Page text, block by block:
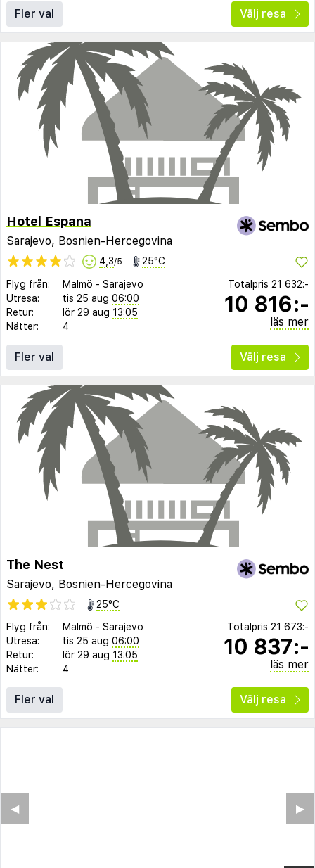
Fler val Välj resa
Hotel Espana
Sarajevo, Bosnien-Hercegovina
4,3/5 25°C
Flyg från: Malmö - Sarajevo
Utresa:
tis 25 aug 06:00
Retur:
lör 29 aug 13:05
Nätter:
4
Totalpris 21 632:-
10 816:-
läs mer
Fler val Välj resa
The Nest
Sarajevo, Bosnien-Hercegovina
25°C
Flyg från:
Malmö - Sarajevo
Utresa:
tis 25 aug 06:00
Retur:
lör 29 aug 13:05
Nätter:
4
Totalpris 21 673:-
10 837:-
läs mer
Fler val Välj resa
▶︎
◀︎